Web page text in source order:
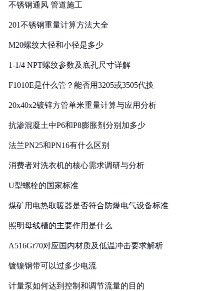
不锈钢通风 管道施工
201不锈钢重量计算方法大全
M20螺纹大径和小径是多少
1-1/4 NPT螺纹参数及底孔尺寸详解
F1010E是什么管？能否用3205或3505代换
20x40x2镀锌方管单米重量计算与应用分析
抗渗混凝土中P6和P8膨胀剂分别加多少
法兰PN25和PN16有什么区别
消费者对洗衣机的核心需求调研与分析
U型螺栓的国家标准
煤矿用电热取暖器是否符合防爆电气设备标准
照明母线槽的主要作用是什么
A516Gr70对应国内材质及低温冲击要求解析
镀镍钢带可以过多少电流
计量泵如何达到控制和调节流量的目的